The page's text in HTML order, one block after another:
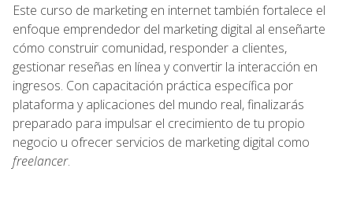
Este curso de marketing en internet también fortalece el
enfoque emprendedor del marketing digital al enseñarte
cómo construir comunidad, responder a clientes,
gestionar reseñas en línea y convertir la interacción en
ingresos. Con capacitación práctica específica por
plataforma y aplicaciones del mundo real, finalizarás
preparado para impulsar el crecimiento de tu propio
negocio u ofrecer servicios de marketing digital como
freelancer.